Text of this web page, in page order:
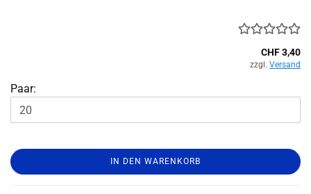
CHF 3,40
zzgl. Versand
Paar:
IN DEN WARENKORB